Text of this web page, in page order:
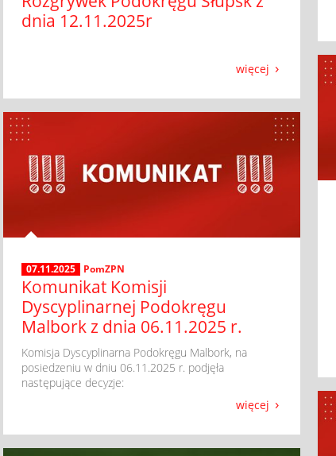
dnia 12.11.2025r
więcej
07.11.2025 PomZPN
Komunikat Komisji
Dyscyplinarnej Podokręgu
Malbork z dnia 06.11.2025 r.
​ Komisja Dyscyplinarna Podokręgu Malbork, na
posiedzeniu w dniu 06.11.2025 r. podjęła
następujące decyzje:
więcej